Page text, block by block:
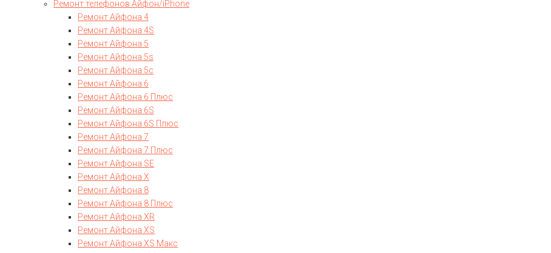
Ремонт телефонов Айфон/iPhone
Ремонт Айфона 4
Ремонт Айфона 4S
Ремонт Айфона 5
Ремонт Айфона 5s
Ремонт Айфона 5c
Ремонт Айфона 6
Ремонт Айфона 6 Плюс
Ремонт Айфона 6S
Ремонт Айфона 6S Плюс
Ремонт Айфона 7
Ремонт Айфона 7 Плюс
Ремонт Айфона SE
Ремонт Айфона Х
Ремонт Айфона 8
Ремонт Айфона 8 Плюс
Ремонт Айфона XR
Ремонт Айфона XS
Ремонт Айфона XS Макс